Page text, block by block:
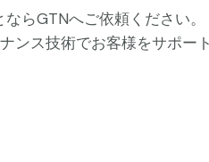
らGTNへご依頼ください。
ンス技術でお客様をサポー